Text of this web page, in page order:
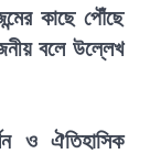
কাছে পৌঁছে
বলে উল্লেখ
ও ঐতিহাসিক